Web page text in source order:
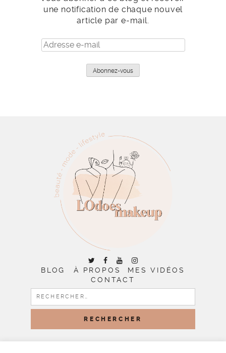
une notification de chaque nouvel
article par e-mail.
Adresse
e-
Abonnez-vous
BLOG À PROPOS
MES VIDÉOS
CONTACT
RECHERCHER :